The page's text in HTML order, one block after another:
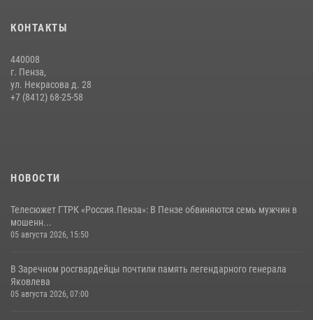
Пучков посетил 55-й Всероссийский Лермонтовский праздник
11 июля 2026, 10:00
В Пензе сотрудники Росгвардии обезвредили артиллерийский
КОНТАКТЫ
440008
г. Пенза,
ул. Некрасова д. 28
+7 (8412) 68-25-58
НОВОСТИ
Телесюжет ГТРК «Россия.Пенза»: В Пензе обвиняются семь мужчин в
мошенн...
05 августа 2026, 15:50
В Заречном росгвардейцы почтили память легендарного генерала
Яковлева
05 августа 2026, 07:00